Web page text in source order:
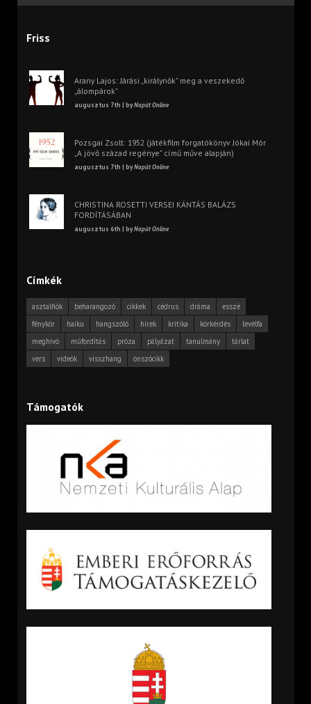
Friss
Arany Lajos: Járási „királynők” meg a veszekedő
„álompárok”
augusztus 7th | byNapút Online
Pozsgai Zsolt: 1952 (játékfilm forgatókönyv Jókai Mór
„A jövő század regénye” című műve alapján)
augusztus 7th | byNapút Online
CHRISTINA ROSETTI VERSEI KÁNTÁS BALÁZS
FORDÍTÁSÁBAN
augusztus 6th | byNapút Online
Címkék
asztalfiók beharangozó cikkek cédrus dráma
esszé
fénykör
haiku hangszóló hírek kritika körkérdés
levélfa
meghívó
műfordítás próza pályázat tanulmány
tárlat
vers
videók visszhang önszócikk
Támogatók